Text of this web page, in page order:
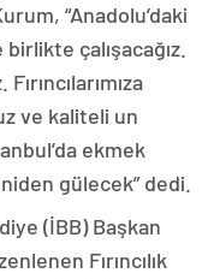
“Anadolu’daki
çalışacağız.
ve kaliteli un
ekmek
gülecek” dedi.
(İBB) Başkan
Fırıncılık